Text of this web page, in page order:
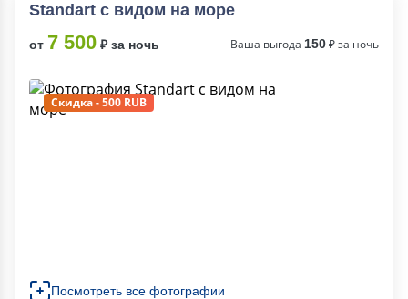
Standart c видом на море
от 7 500 ₽ за ночь Ваша выгода 150₽ за ночь
Скидка - 500 RUB
Посмотреть все фотографии